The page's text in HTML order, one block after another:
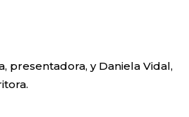
presentadora, y Daniela Vidal,